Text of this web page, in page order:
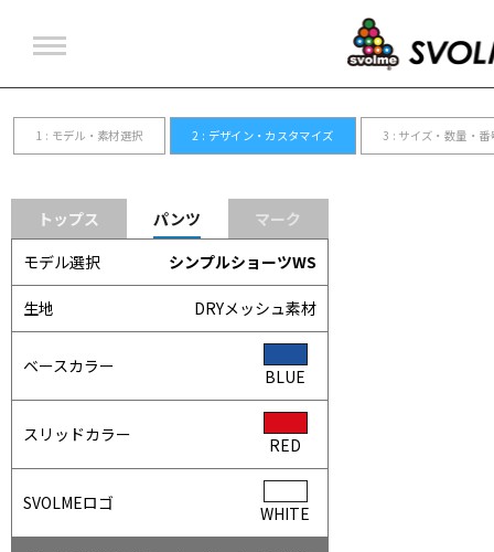
アウター
Tシャツ・ポロシャツ
ビブス
バックパック